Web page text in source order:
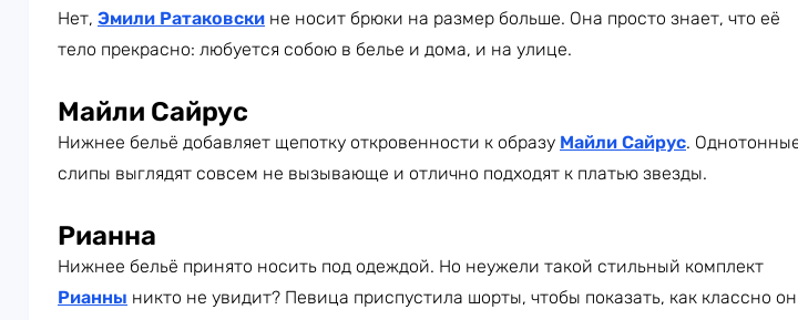
Нет, Эмили Ратаковски не носит брюки на размер больше. Она просто знает, что её
тело прекрасно: любуется собою в белье и дома, и на улице.
Майли Сайрус
Нижнее бельё добавляет щепотку откровенности к образу Майли Сайрус.
слипы выглядят совсем не вызывающе и отлично подходят к платью звезды.
Рианна
Нижнее бельё принято носить под одеждой. Но неужели такой стильный комплект
Рианны никто не увидит? Певица приспустила шорты, чтобы показать, как классно он